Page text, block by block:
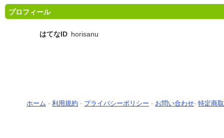
プロフィール
はてなID horisanu
ホーム - 利用規約 - プライバシーポリシー - お問い合わせ- 特定商